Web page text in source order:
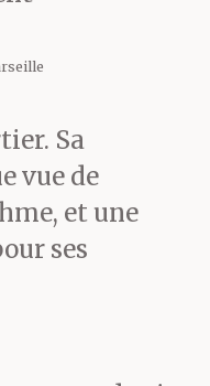
Sa
vue de
et une
ses